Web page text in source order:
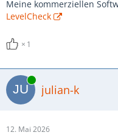
Meine kommerziellen
LevelCheck
1
Online
julian-k
12. Mai 2026